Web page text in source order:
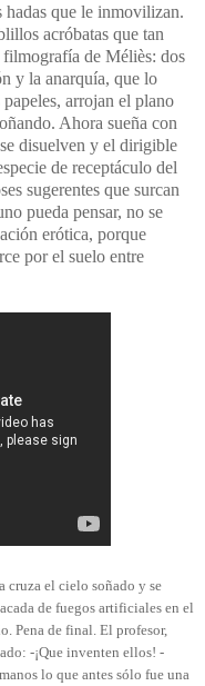
hadas que le inmovilizan.
acróbatas que tan
filmografía de Méliès: dos
y la anarquía, que lo
arrojan el plano
Ahora sueña con
disuelven y el dirigible
de receptáculo del
sugerentes que surcan
pueda pensar, no se
erótica, porque
por el suelo entre
cruza el cielo soñado y se
de fuegos artificiales en el
Pena de final. El profesor,
-¡Que inventen ellos! -
lo que antes sólo fue una